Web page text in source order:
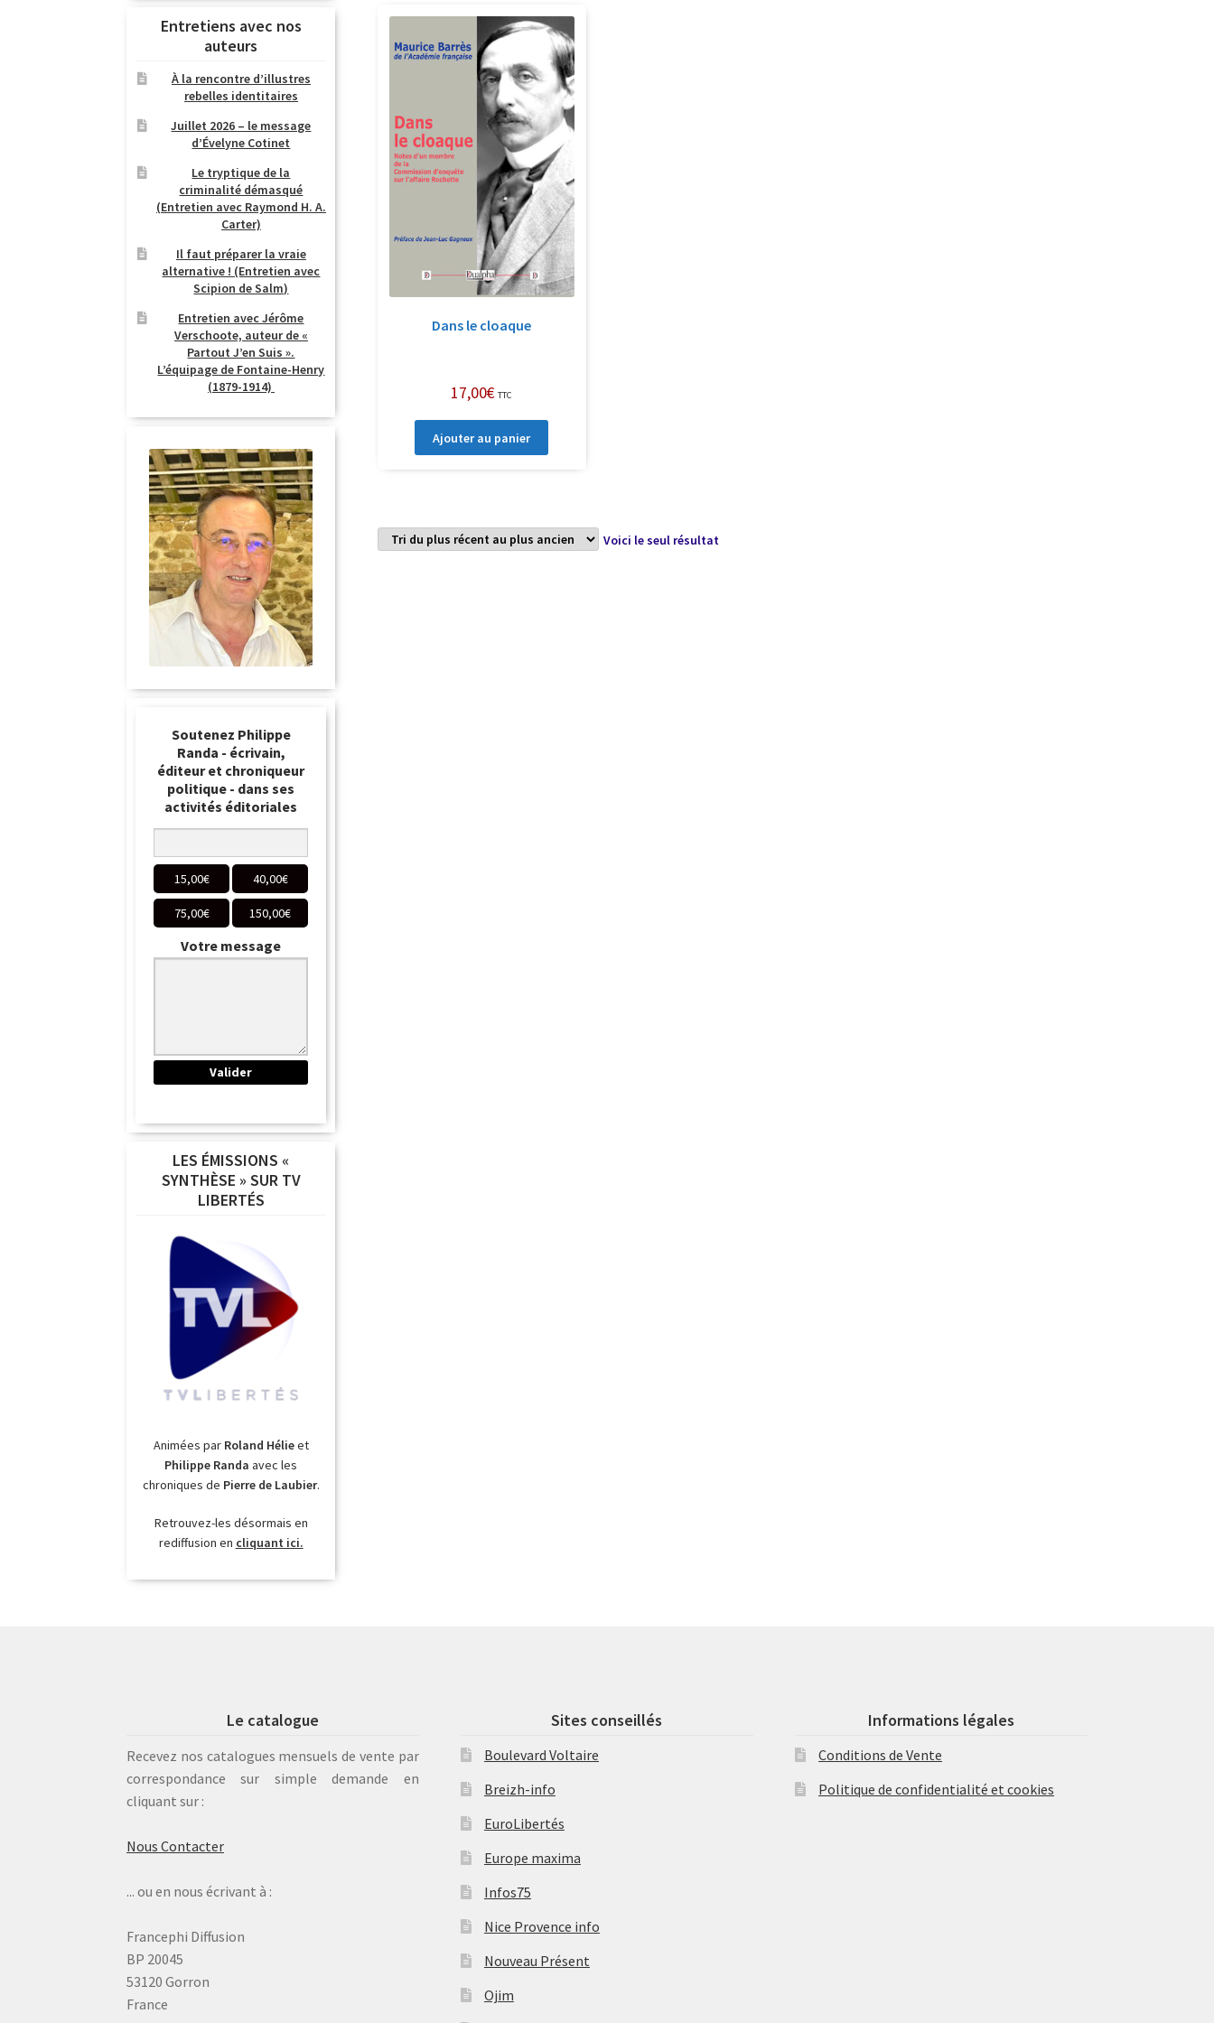
Dans le cloaque
17,00€ TTC
Ajouter au panier
Voici le seul résultat
Entretiens avec nos
auteurs
À la rencontre d’illustres
rebelles identitaires
Juillet 2026 – le message
d’Évelyne Cotinet
Le tryptique de la
criminalité démasqué
(Entretien avec Raymond H. A.
Carter)
Il faut préparer la vraie
alternative ! (Entretien avec
Scipion de Salm)
Entretien avec Jérôme
Verschoote, auteur de «
Partout J’en Suis ».
L’équipage de Fontaine-Henry
(1879-1914)
Soutenez Philippe
Randa - écrivain,
éditeur et chroniqueur
politique - dans ses
activités éditoriales
15,00€ 40,00€
75,00€ 150,00€
Votre message
LES ÉMISSIONS «
SYNTHÈSE » SUR TV
LIBERTÉS
Animées par Roland Hélieet
Philippe Randa avec les
chroniques de Pierre de Laubier.
Retrouvez-les désormais en
rediffusion en cliquant ici.
Le catalogue
Recevez nos catalogues mensuels de vente par
correspondance sur simple demande en
cliquant sur :
Nous Contacter
... ou en nous écrivant à :
Francephi Diffusion
BP 20045
53120 Gorron
France
Sites conseillés
Boulevard Voltaire
Breizh-info
EuroLibertés
Europe maxima
Infos75
Nice Provence info
Nouveau Présent
Ojim
Informations légales
Conditions de Vente
Politique de confidentialité et cookies